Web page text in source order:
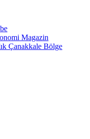
Magazin
Çanakkale Bölge